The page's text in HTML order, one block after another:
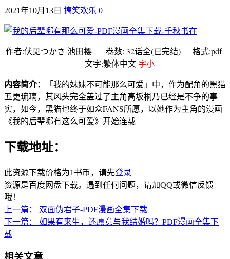
2021年10月13日 搞笑欢乐 0
作者:伏见つかさ 池田樱 卷数: 32话全(已完结) 格式:pdf
文字:繁体中文 字小
内容简介：
「我的妹妹不可能那么可爱」中，作为配角的黑猫
五更琉璃，其风头完全盖过了主角高坂桐乃已经是不争的事
实，如今，黑猫也终于如众FANS所愿，以她作为主角的漫画
《我的后辈哪有这么可爱》开始连载
下载地址：
此资源下载价格为1 书币，请先登录
资源是百度网盘下载。遇到任何问题，请加QQ或微信反馈
哦！
上一篇：
双面伪君子-PDF漫画全集下载
下一篇：
如果有来生，还愿意与我结婚吗？PDF漫画全集下
载